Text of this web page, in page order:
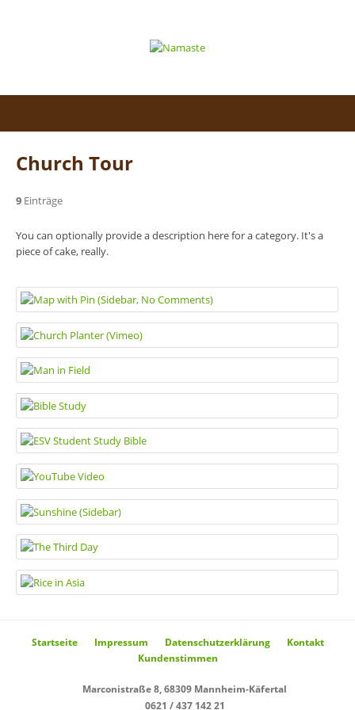
Church Tour
9 Einträge
You can optionally provide a description here for a category. It's a
piece of cake, really.
Startseite Impressum Datenschutzerklärung
Kontakt
Kundenstimmen
Marconistraße 8, 68309 Mannheim-Käfertal
0621 / 437 142 21